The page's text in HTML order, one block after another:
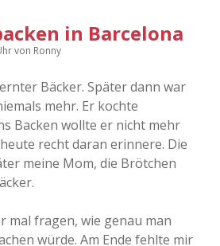
in Barcelona
von Ronny
Bäcker. Später dann war
mehr. Er kochte
Backen wollte er nicht mehr
recht daran erinnere. Die
meine Mom, die Brötchen
mal fragen, wie genau man
würde. Am Ende fehlte mir